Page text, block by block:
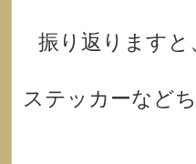
振り返ります
ステッカーなど